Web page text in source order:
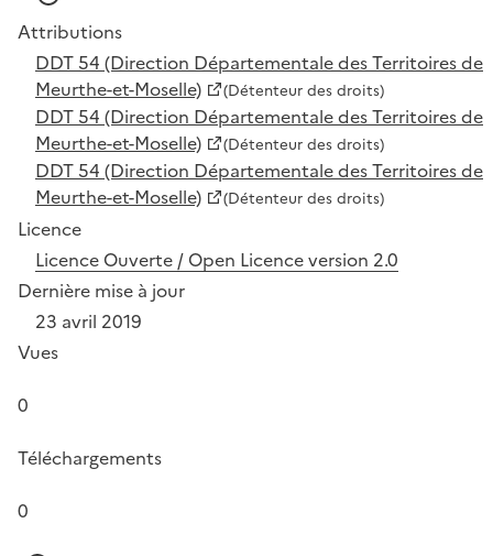
Attributions
DDT 54 (Direction Départementale des Territoires de
Meurthe-et-Moselle)
(Détenteur des droits)
DDT 54 (Direction Départementale des Territoires de
Meurthe-et-Moselle)
(Détenteur des droits)
DDT 54 (Direction Départementale des Territoires de
Meurthe-et-Moselle)
(Détenteur des droits)
Licence
Licence Ouverte / Open Licence version 2.0
Dernière mise à jour
23 avril 2019
Vues
0
Téléchargements
0